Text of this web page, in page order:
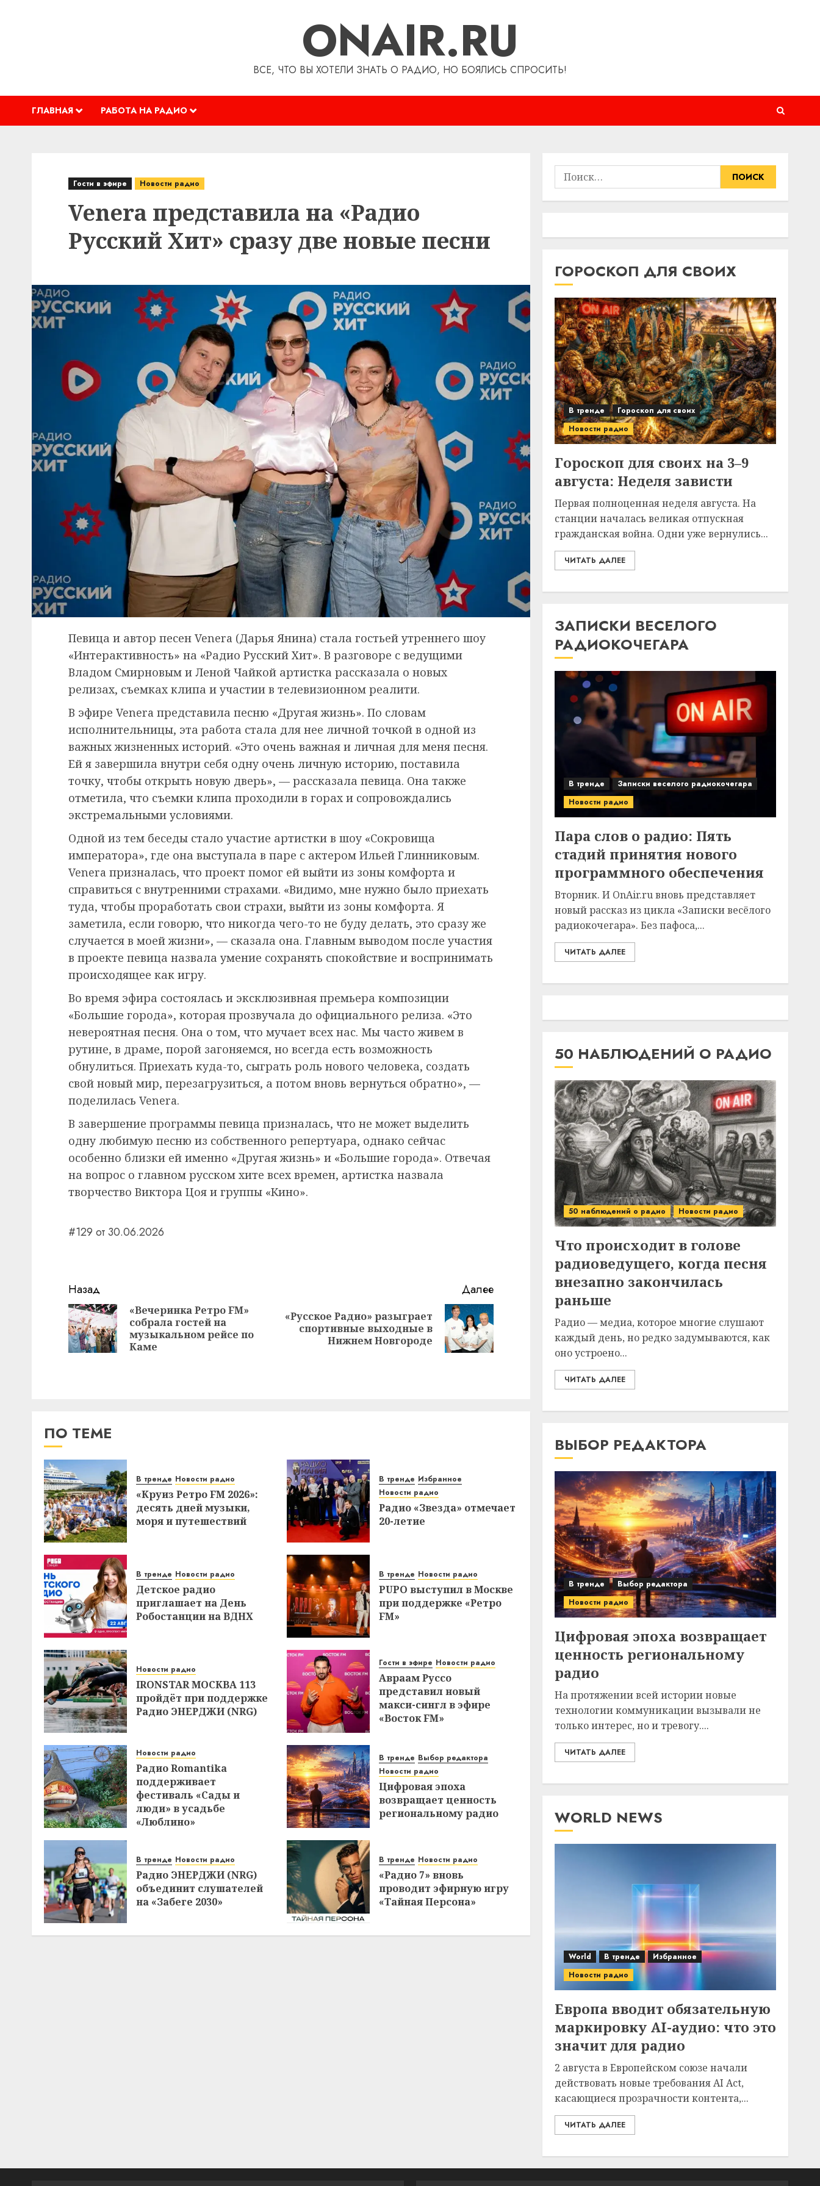
ONAIR.RU
ВСЕ, ЧТО ВЫ ХОТЕЛИ ЗНАТЬ О РАДИО, НО БОЯЛИСЬ СПРОСИТЬ!
ГЛАВНАЯ РАБОТА НА РАДИО
Гости в эфире Новости радио
Venera представила на «Радио
Русский Хит» сразу две новые песни
Певица и автор песен Venera (Дарья Янина) стала гостьей утреннего шоу
«Интерактивность» на «Радио Русский Хит». В разговоре с ведущими
Владом Смирновым и Леной Чайкой артистка рассказала о новых
релизах, съемках клипа и участии в телевизионном реалити.
В эфире Venera представила песню «Другая жизнь». По словам
исполнительницы, эта работа стала для нее личной точкой в одной из
важных жизненных историй. «Это очень важная и личная для меня песня.
Ей я завершила внутри себя одну очень личную историю, поставила
точку, чтобы открыть новую дверь», — рассказала певица. Она также
отметила, что съемки клипа проходили в горах и сопровождались
экстремальными условиями.
Одной из тем беседы стало участие артистки в шоу «Сокровища
императора», где она выступала в паре с актером Ильей Глинниковым.
Venera призналась, что проект помог ей выйти из зоны комфорта и
справиться с внутренними страхами. «Видимо, мне нужно было приехать
туда, чтобы проработать свои страхи, выйти из зоны комфорта. Я
заметила, если говорю, что никогда чего-то не буду делать, это сразу же
случается в моей жизни», — сказала она. Главным выводом после участия
в проекте певица назвала умение сохранять спокойствие и воспринимать
происходящее как игру.
Во время эфира состоялась и эксклюзивная премьера композиции
«Большие города», которая прозвучала до официального релиза. «Это
невероятная песня. Она о том, что мучает всех нас. Мы часто живем в
рутине, в драме, порой загоняемся, но всегда есть возможность
обнулиться. Приехать куда-то, сыграть роль нового человека, создать
свой новый мир, перезагрузиться, а потом вновь вернуться обратно», —
поделилась Venera.
В завершение программы певица призналась, что не может выделить
одну любимую песню из собственного репертуара, однако сейчас
особенно близки ей именно «Другая жизнь» и «Большие города». Отвечая
на вопрос о главном русском хите всех времен, артистка назвала
творчество Виктора Цоя и группы «Кино».
#129 от 30.06.2026
Навигация
записи
Назад
Предыдущая
«Вечеринка Ретро FM»
собрала гостей на
музыкальном рейсе по
Каме
Далее
Следующая
«Русское Радио» разыграет
спортивные выходные в
Нижнем Новгороде
ПО ТЕМЕ
В тренде Новости радио
«Круиз Ретро FM 2026»:
десять дней музыки,
моря и путешествий
В тренде Избранное
Новости радио
Радио «Звезда» отмечает
20-летие
В тренде Новости радио
Детское радио
приглашает на День
Робостанции на ВДНХ
В тренде Новости радио
PUPO выступил в Москве
при поддержке «Ретро
FM»
Новости радио
IRONSTAR МОСКВА 113
пройдёт при поддержке
Радио ЭНЕРДЖИ (NRG)
Гости в эфире Новости радио
Авраам Руссо
представил новый
макси-сингл в эфире
«Восток FM»
Новости радио
Радио Romantika
поддерживает
фестиваль «Сады и
люди» в усадьбе
«Люблино»
В тренде Выбор редактора
Новости радио
Цифровая эпоха
возвращает ценность
региональному радио
В тренде Новости радио
Радио ЭНЕРДЖИ (NRG)
объединит слушателей
на «Забеге 2030»
В тренде Новости радио
«Радио 7» вновь
проводит эфирную игру
«Тайная Персона»
Найти:
ГОРОСКОП ДЛЯ СВОИХ
В тренде
Гороскоп для своих
Новости радио
Гороскоп для своих на 3–9
августа: Неделя зависти
Первая полноценная неделя августа. На
станции началась великая отпускная
гражданская война. Одни уже вернулись...
ЧИТАТЬ ДАЛЕЕ
ЗАПИСКИ ВЕСЕЛОГО
РАДИОКОЧЕГАРА
В тренде
Записки веселого радиокочегара
Новости радио
Пара слов о радио: Пять
стадий принятия нового
программного обеспечения
Вторник. И OnAir.ru вновь представляет
новый рассказ из цикла «Записки весёлого
радиокочегара». Без пафоса,...
ЧИТАТЬ ДАЛЕЕ
50 НАБЛЮДЕНИЙ О РАДИО
50 наблюдений о радио Новости радио
Что происходит в голове
радиоведущего, когда песня
внезапно закончилась
раньше
Радио — медиа, которое многие слушают
каждый день, но редко задумываются, как
оно устроено...
ЧИТАТЬ ДАЛЕЕ
ВЫБОР РЕДАКТОРА
В тренде
Выбор редактора
Новости радио
Цифровая эпоха возвращает
ценность региональному
радио
На протяжении всей истории новые
технологии коммуникации вызывали не
только интерес, но и тревогу....
ЧИТАТЬ ДАЛЕЕ
WORLD NEWS
World В тренде
Избранное
Новости радио
Европа вводит обязательную
маркировку AI-аудио: что это
значит для радио
2 августа в Европейском союзе начали
действовать новые требования AI Act,
касающиеся прозрачности контента,...
ЧИТАТЬ ДАЛЕЕ